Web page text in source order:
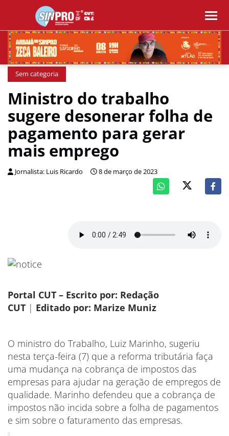
Sem categoria
Ministro do trabalho
sugere desonerar folha de
pagamento para gerar
mais emprego
Jornalista: Luis Ricardo 8 de março de 2023
Portal CUT – Escrito por: Redação
CUT | Editado por: Marize Muniz
O ministro do Trabalho, Luiz Marinho, sugeriu
nesta terça-feira (7) que a reforma tributária faça
uma mudança na cobrança de impostos das
empresas para ajudar na geração de empregos de
qualidade. Marinho defendeu que a cobrança de
impostos não incida sobre a folha de pagamentos
e sim sobre o faturamento das empresas.